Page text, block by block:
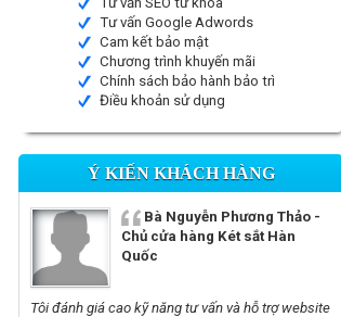
Tư vấn Google Adwords
Cam kết bảo mật
Chương trình khuyến mãi
Chính sách bảo hành bảo trì
Điều khoản sử dụng
Ý KIẾN KHÁCH HÀNG
Bà Nguyễn Phương Thảo -
Chủ cửa hàng Két sắt Hàn
Quốc
Tôi đánh giá cao kỹ năng tư vấn và hỗ trợ website